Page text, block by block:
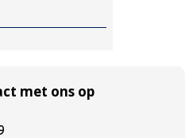
met ons op